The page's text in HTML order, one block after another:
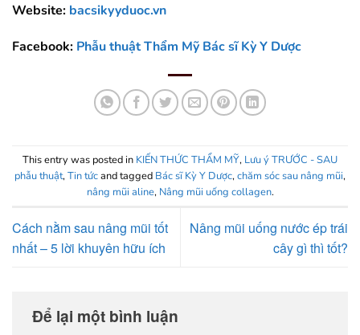
Website: bacsikyyduoc.vn
Facebook: Phẫu thuật Thẩm Mỹ Bác sĩ Kỳ Y Dược
This entry was posted in KIẾN THỨC THẨM MỸ, Lưu ý TRƯỚC - SAU
phẫu thuật,Tin tứcand tagged Bác sĩ Kỳ Y Dược,chăm sóc sau nâng mũi,
nâng mũi aline, Nâng mũi uống collagen.
Cách nằm sau nâng mũi tốt
nhất – 5 lời khuyên hữu ích
Nâng mũi uống nước ép trái
cây gì thì tốt?
Để lại một bình luận